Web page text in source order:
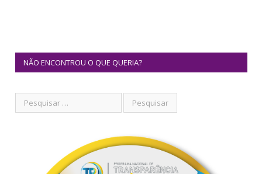
NÃO ENCONTROU O QUE QUERIA?